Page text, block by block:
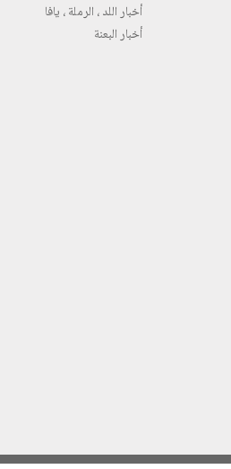
أخبار اللد ، الرملة ، يافا
أخبار البعنة